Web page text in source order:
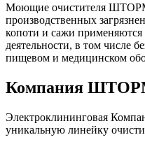
Моющие очистителя
производственных
копоти и сажи применяются
деятельности, в том числе
пищевом и медицинском
Компания
Электроклининговая
уникальную линейку